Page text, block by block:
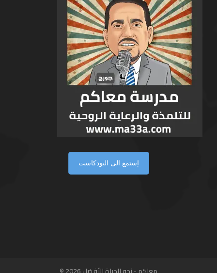
إستمع الى البودكاست